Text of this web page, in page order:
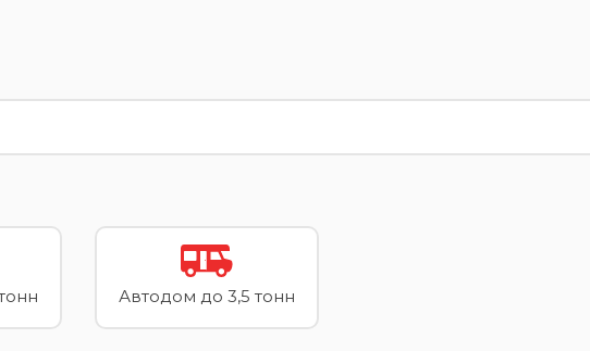
Автодом до 3,5 тонн